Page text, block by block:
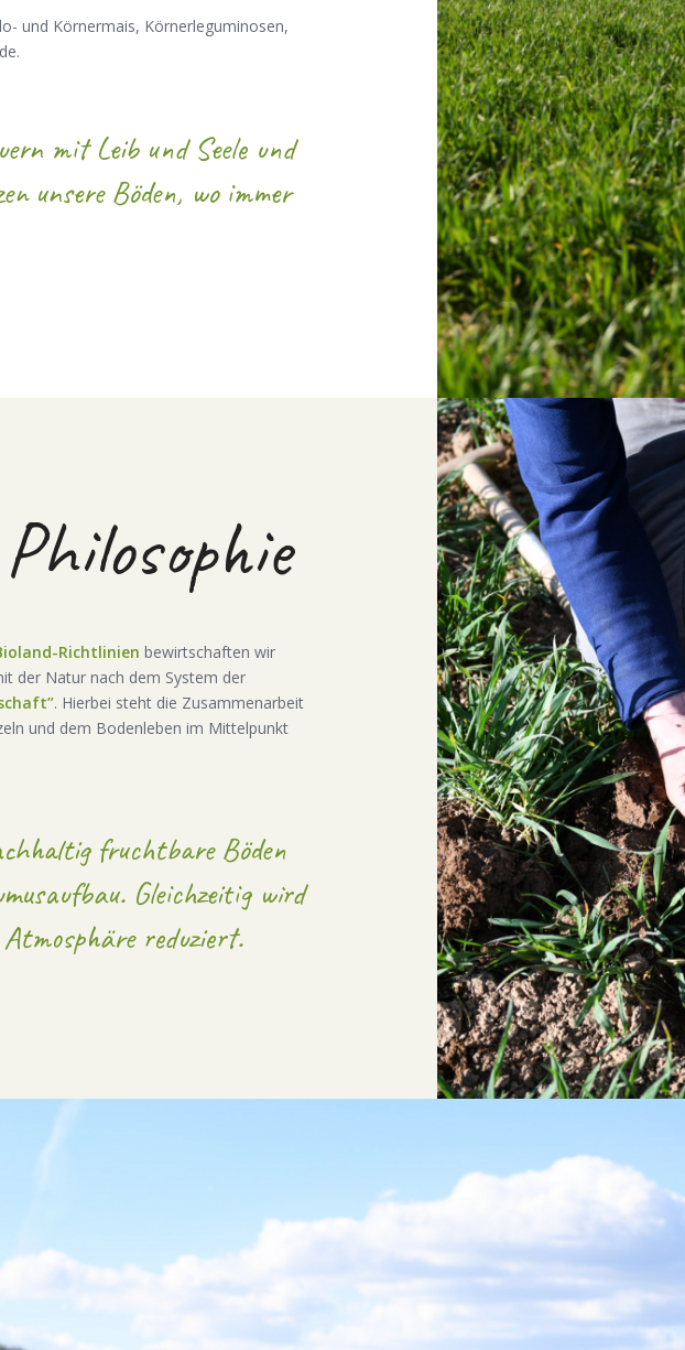
und Körnermais, Körnerleguminosen,
mit Leib und Seele und
unsere Böden, wo immer
Richtlinien bewirtschaften wir
der Natur nach dem System der
. Hierbei steht die Zusammenarbeit
und dem Bodenleben im Mittelpunkt
fruchtbare Böden
Gleichzeitig wird
reduziert.